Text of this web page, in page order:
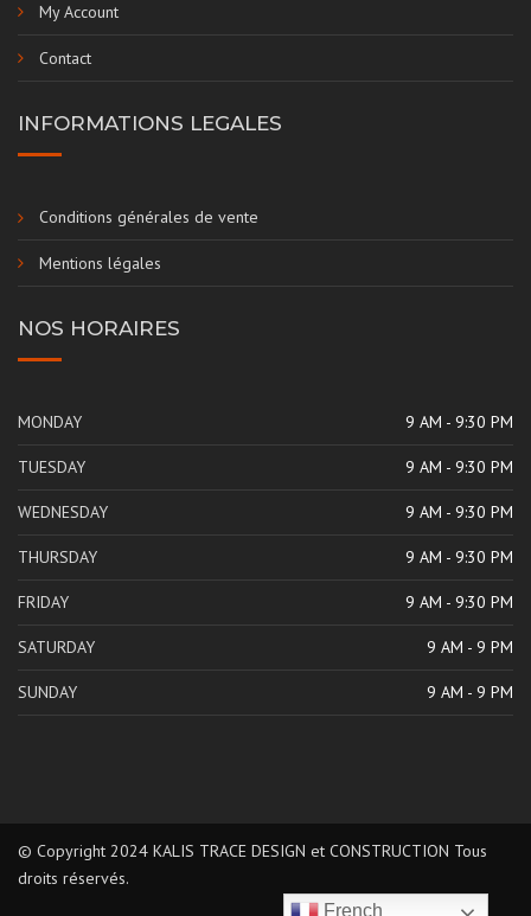
My Account
Contact
INFORMATIONS LEGALES
Conditions générales de vente
Mentions légales
NOS HORAIRES
MONDAY 9 AM - 9:30 PM
TUESDAY 9 AM - 9:30 PM
WEDNESDAY 9 AM - 9:30 PM
THURSDAY 9 AM - 9:30 PM
FRIDAY 9 AM - 9:30 PM
SATURDAY 9 AM - 9 PM
SUNDAY 9 AM - 9 PM
© Copyright 2024 KALIS TRACE DESIGN et CONSTRUCTION Tous
droits réservés.
French